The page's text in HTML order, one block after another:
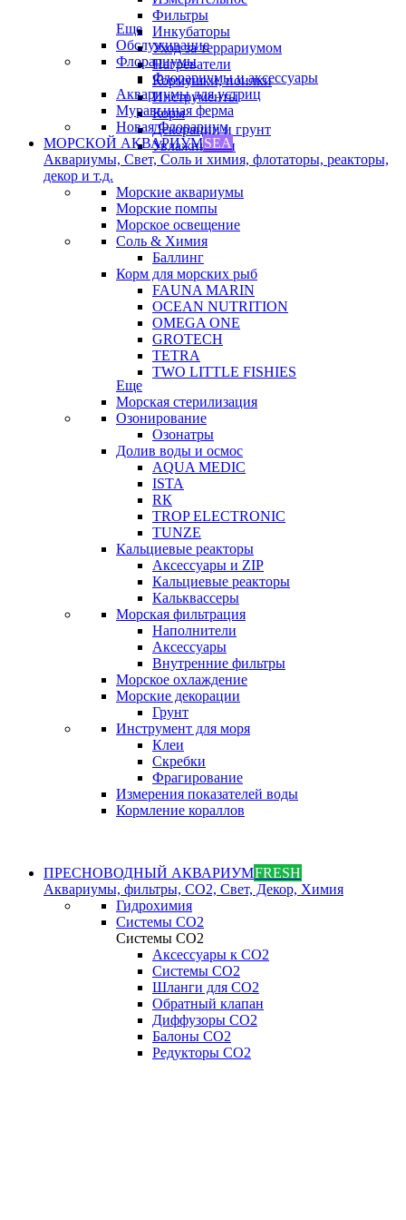
Фильтры
Инкубаторы
Уход за террариумом
Нагреватели
Кормушки, поилки
Инструменты
Корм
Декорации и грунт
Увлажнители
Еще
Обслуживание
Флорариумы
Флорариумы и аксессуары
Аквариумы для устриц
Муравьиная ферма
Новая Флорариум
МОРСКОЙ АКВАРИУМSEA
Аквариумы, Свет, Соль и химия, флотаторы, реакторы,
декор и т.д.
Морские аквариумы
Морские помпы
Морское освещение
Соль & Химия
Баллинг
Корм для морских рыб
FAUNA MARIN
OCEAN NUTRITION
OMEGA ONE
GROTECH
TETRA
TWO LITTLE FISHIES
Еще
Морская стерилизация
Озонирование
Озонатры
Долив воды и осмос
AQUA MEDIC
ISTA
RК
TROP ELECTRONIC
TUNZE
Кальциевые реакторы
Аксессуары и ZIP
Кальциевые реакторы
Кальквассеры
Морская фильтрация
Наполнители
Аксессуары
Внутренние фильтры
Морское охлаждение
Морские декорации
Грунт
Инструмент для моря
Клеи
Скребки
Фрагирование
Измерения показателей воды
Кормление кораллов
ПРЕСНОВОДНЫЙ АКВАРИУМFRESH
Аквариумы, фильтры, СО2, Свет, Декор, Химия
Гидрохимия
Системы СО2
Системы СО2
Аксессуары к СО2
Системы СО2
Шланги для CO2
Обратный клапан
Диффузоры СO2
Балоны CO2
Редукторы CO2